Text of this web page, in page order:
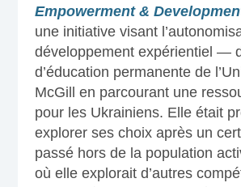
Empowerment &
une initiative visant
développement expérientiel —
d’éducation permanente de
McGill en parcourant une
pour les Ukrainiens. Elle était
explorer ses choix après un
passé hors de la population
où elle explorait d’autres